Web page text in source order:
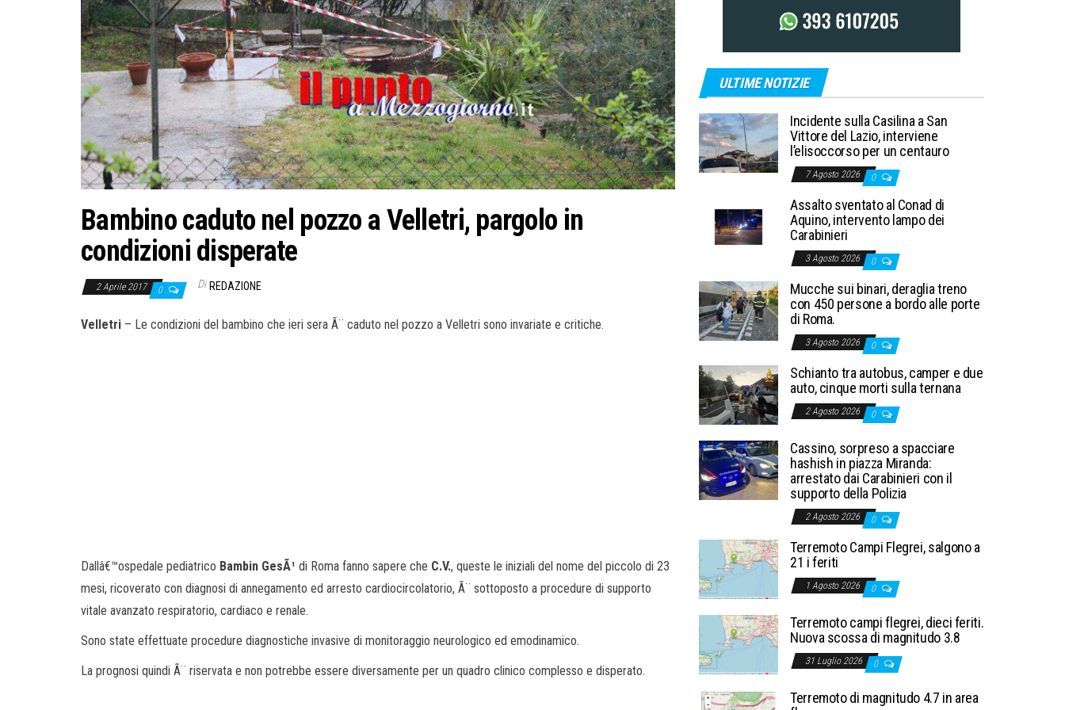
Bambino caduto nel pozzo a Velletri, pargolo in
condizioni disperate
2 Aprile 2017 0 Di REDAZIONE
Velletri – Le condizioni del bambino che ieri sera Ã¨ caduto nel pozzo a Velletri sono invariate e critiche.
Dallâ€™ospedale pediatrico Bambin GesÃ¹ di Roma fanno sapere che C.V., queste le iniziali del nome del piccolo di 23
mesi, ricoverato con diagnosi di annegamento ed arresto cardiocircolatorio, Ã¨ sottoposto a procedure di supporto
vitale avanzato respiratorio, cardiaco e renale.
Sono state effettuate procedure diagnostiche invasive di monitoraggio neurologico ed emodinamico.
La prognosi quindi Ã¨ riservata e non potrebbe essere diversamente per un quadro clinico complesso e disperato.
ULTIME NOTIZIE
Incidente sulla Casilina a San
Vittore del Lazio, interviene
l’elisoccorso per un centauro
7 Agosto 2026 0
Assalto sventato al Conad di
Aquino, intervento lampo dei
Carabinieri
3 Agosto 2026 0
Mucche sui binari, deraglia treno
con 450 persone a bordo alle porte
di Roma.
3 Agosto 2026 0
Schianto tra autobus, camper e due
auto, cinque morti sulla ternana
2 Agosto 2026 0
Cassino, sorpreso a spacciare
hashish in piazza Miranda:
arrestato dai Carabinieri con il
supporto della Polizia
2 Agosto 2026 0
Terremoto Campi Flegrei, salgono a
21 i feriti
1 Agosto 2026 0
Terremoto campi flegrei, dieci feriti.
Nuova scossa di magnitudo 3.8
31 Luglio 2026 0
Terremoto di magnitudo 4.7 in area